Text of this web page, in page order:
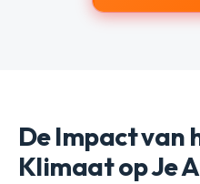
De Impact van
Klimaat op Je